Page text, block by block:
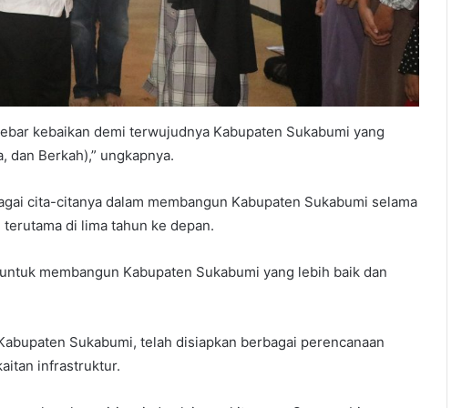
kebaikan demi terwujudnya Kabupaten Sukabumi yang
dan Berkah),” ungkapnya.
cita-citanya dalam membangun Kabupaten Sukabumi selama
di lima tahun ke depan.
membangun Kabupaten Sukabumi yang lebih baik dan
Sukabumi, telah disiapkan berbagai perencanaan
infrastruktur.